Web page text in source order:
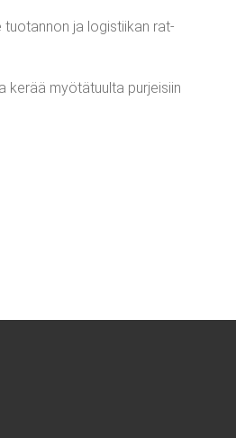
tuo­tan­non ja logis­tii­kan rat­
kerää myö­tä­tuul­ta pur­jei­siin